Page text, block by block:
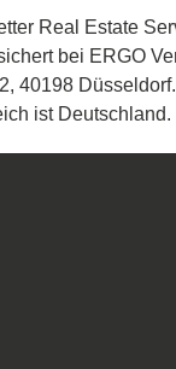
Real Estate
bei ERGO
40198
ist Deutschland.